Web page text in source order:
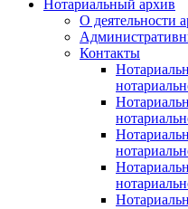
Нотариальный архив
О деятельности
Контакты